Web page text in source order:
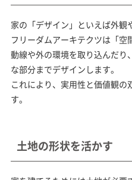
家の「デザイン」といえば外観
フリーダムアーキテクツは「空
動線や外の環境を取り込んだり
な部分までデザインします。
これにより、実用性と価値観の
す。
土地の形状を活かす